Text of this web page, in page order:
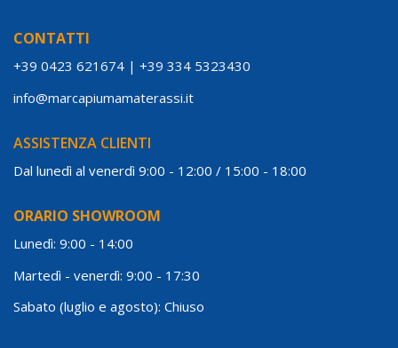
CONTATTI
+39 0423 621674 | +39 334 5323430
info@marcapiumamaterassi.it
ASSISTENZA CLIENTI
Dal lunedì al venerdì 9:00 - 12:00 / 15:00 - 18:00
ORARIO SHOWROOM
Lunedì: 9:00 - 14:00
Martedì - venerdì: 9:00 - 17:30
Sabato (luglio e agosto): Chiuso